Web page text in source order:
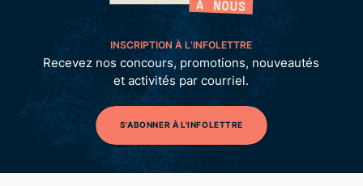
INSCRIPTION À L’INFOLETTRE
Recevez nos concours, promotions, nouveautés
et activités par courriel.
S'ABONNER À L'INFOLETTRE